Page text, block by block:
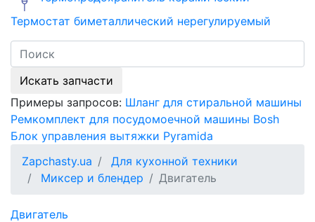
Термостат биметаллический нерегулируемый
Искать запчасти
Примеры запросов: Шланг для стиральной машины
Ремкомплект для посудомоечной машины Bosh
Блок управления вытяжки Pyramida
Zapchasty.ua
Для кухонной техники
Миксер и блендер
Двигатель
Двигатель